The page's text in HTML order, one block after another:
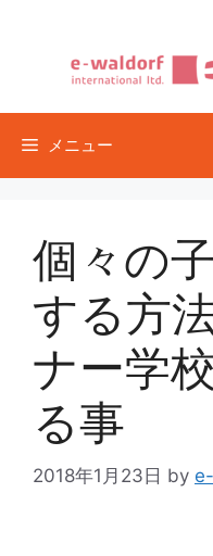
ス
メニュー
個々の
する方
ナー学
る事
2018年1月23日 by